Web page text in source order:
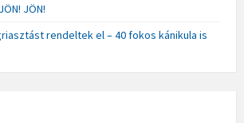
JÖN!
rendeltek el – 40 fokos kánikula is